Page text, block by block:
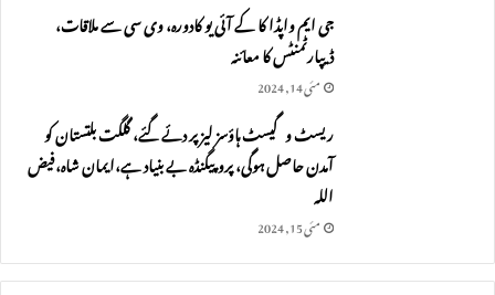
جی ایم واپڈا کا کے آئی یو کادورہ، وی سی سے ملاقات،
ڈیپارٹمنٹس کا معائنہ
مئی 14, 2024
ریسٹ و گیسٹ ہاؤسز لیز پر دئے گئے، گلگت بلتستان کو
آمدن حاصل ہوگی، پروپیگنڈہ بے بنیاد ہے،ایمان شاہ،فیض
اللہ
مئی 15, 2024